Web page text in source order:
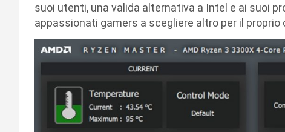
suoi utenti, una valida alternativa a Intel e ai suoi
appassionati gamers a scegliere altro per il proprio